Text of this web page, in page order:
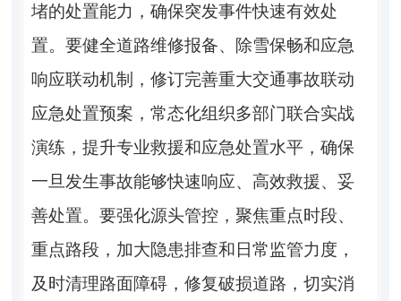
堵的处置能力，确保突发事件快速有效处
置。要健全道路维修报备、除雪保畅和应急
响应联动机制，修订完善重大交通事故联动
应急处置预案，常态化组织多部门联合实战
演练，提升专业救援和应急处置水平，确保
一旦发生事故能够快速响应、高效救援、妥
善处置。要强化源头管控，聚焦重点时段、
重点路段，加大隐患排查和日常监管力度，
及时清理路面障碍，修复破损道路，切实消